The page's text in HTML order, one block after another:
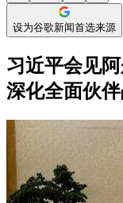
设为谷歌新闻首选来源
习近平会见
深化全面伙